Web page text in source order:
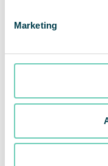
Marketing
Fundera över hur
installation,
garantier.
filterstatus och
minimera
reningskapacitet.